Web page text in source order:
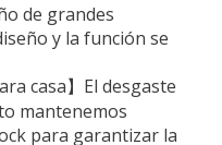
de grandes
y la función se
casa】El desgaste
mantenemos
para garantizar la